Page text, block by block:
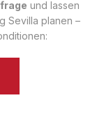
und lassen
Sevilla planen –